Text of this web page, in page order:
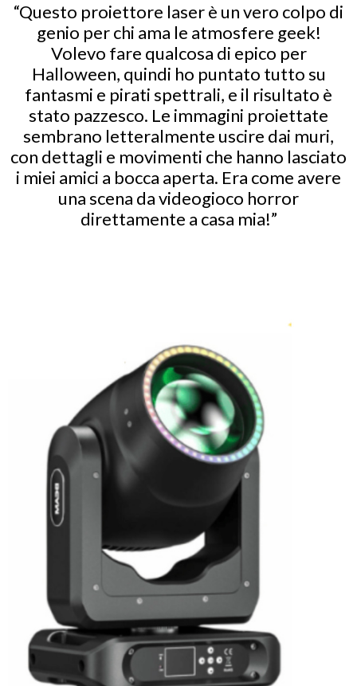
“Questo proiettore laser è un vero colpo di
genio per chi ama le atmosfere geek!
Volevo fare qualcosa di epico per
Halloween, quindi ho puntato tutto su
fantasmi e pirati spettrali, e il risultato è
stato pazzesco. Le immagini proiettate
sembrano letteralmente uscire dai muri,
con dettagli e movimenti che hanno lasciato
i miei amici a bocca aperta. Era come avere
una scena da videogioco horror
direttamente a casa mia!”